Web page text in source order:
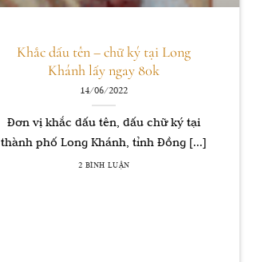
Khắc dấu tên – chữ ký tại Long
Khánh lấy ngay 80k
14/06/2022
Đơn vị khắc dấu tên, dấu chữ ký tại
thành phố Long Khánh, tỉnh Đồng [...]
2 BÌNH LUẬN